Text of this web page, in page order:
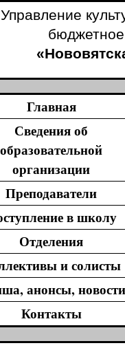
Главная
Сведения об
образовательной
организации
Преподаватели
в школу
Отделения
и солисты
анонсы, новости
Контакты
Управление